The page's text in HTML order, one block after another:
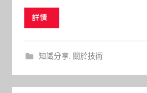
詳情...
知識分享, 關於技術